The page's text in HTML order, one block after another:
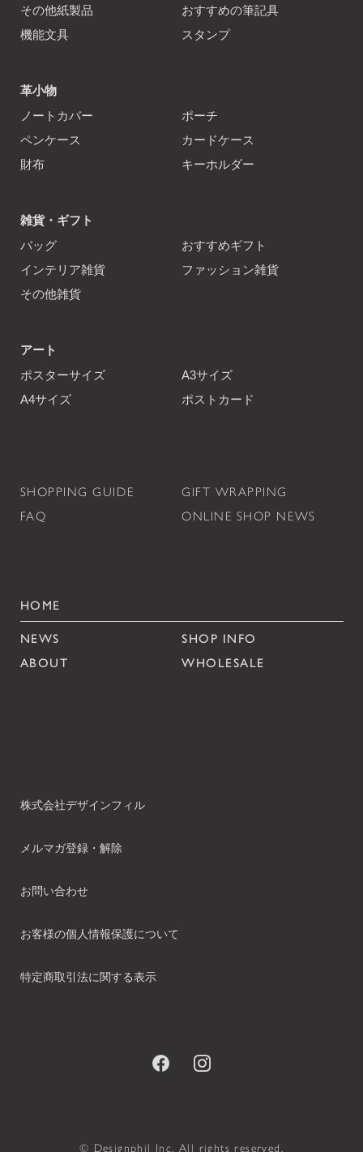
その他紙製品
おすすめの筆記具
機能文具
スタンプ
革小物
ノートカバー
ポーチ
ペンケース
カードケース
財布
キーホルダー
雑貨・ギフト
バッグ
おすすめギフト
インテリア雑貨
ファッション雑貨
その他雑貨
アート
ポスターサイズ
A3サイズ
A4サイズ
ポストカード
SHOPPING GUIDE
GIFT WRAPPING
FAQ
ONLINE SHOP NEWS
HOME
NEWS
SHOP INFO
ABOUT
WHOLESALE
株式会社デザインフィル
メルマガ登録・解除
お問い合わせ
お客様の個人情報保護について
特定商取引法に関する表示
© Designphil Inc. All rights reserved.